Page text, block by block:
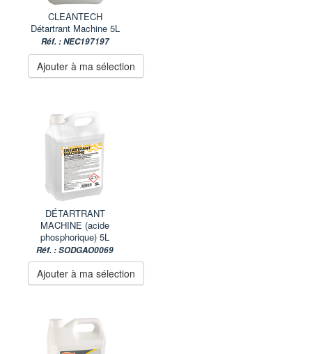
CLEANTECH
Détartrant Machine 5L
Réf. : NEC197197
Ajouter à ma sélection
DÉTARTRANT
MACHINE (acide
phosphorique) 5L
Réf. : SODGAO0069
Ajouter à ma sélection